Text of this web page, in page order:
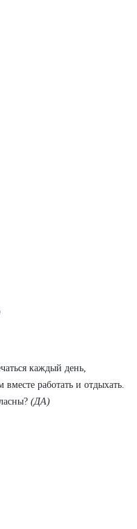
каждый день,
работать и отдыхать.
(ДА)